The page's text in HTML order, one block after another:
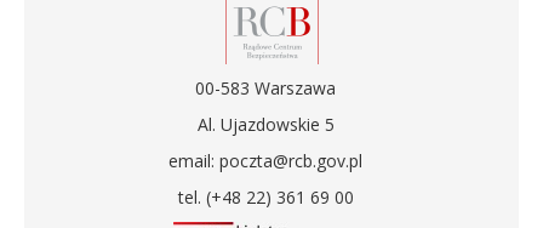
00-583 Warszawa
Al. Ujazdowskie 5
email: poczta@rcb.gov.pl
tel. (+48 22) 361 69 00